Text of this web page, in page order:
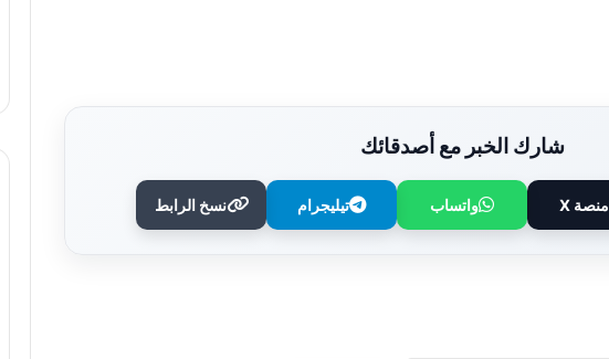
شارك الخبر مع أصدقائك
منصة X واتساب تيليجرام نسخ الرابط
قريعي: يفوز بجائزة دينق قوج للكتابة